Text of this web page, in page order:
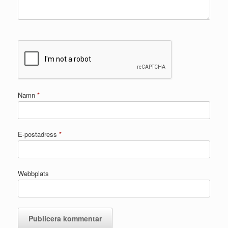
Namn *
E-postadress *
Webbplats